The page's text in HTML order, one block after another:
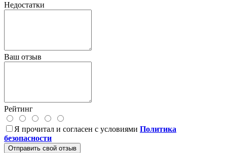
Недостатки
Ваш отзыв
Рейтинг
Я прочитал и согласен с условиями Политика
безопасности
Отправить свой отзыв